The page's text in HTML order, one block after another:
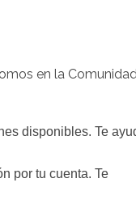
en la
disponibles. Te
por tu cuenta. Te